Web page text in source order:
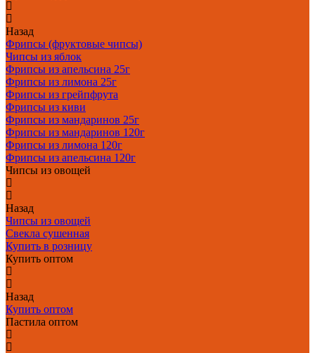
Назад
Фрипсы (фруктовые чипсы)
Чипсы из яблок
Фрипсы из апельсина 25г
Фрипсы из лимона 25г
Фрипсы из грейпфрута
Фрипсы из киви
Фрипсы из мандаринов 25г
Фрипсы из мандаринов 120г
Фрипсы из лимона 120г
Фрипсы из апельсина 120г
Чипсы из овощей
Назад
Чипсы из овощей
Свекла сушенная
Купить в розницу
Купить оптом
Назад
Купить оптом
Пастила оптом